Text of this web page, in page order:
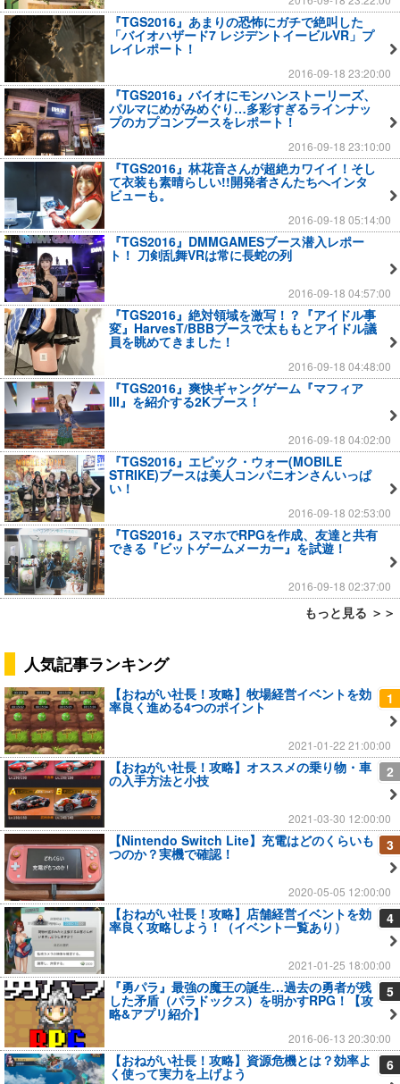
『TGS2016』あまりの恐怖にガチで絶叫した
「バイオハザード7 レジデントイービルVR」プ
レイレポート！
2016-09-18 23:20:00
『TGS2016』バイオにモンハンストーリーズ、
パルマにめがみめぐり…多彩すぎるラインナッ
プのカプコンブースをレポート！
2016-09-18 23:10:00
『TGS2016』林花音さんが超絶カワイイ！そし
て衣装も素晴らしい!!開発者さんたちへインタ
ビューも。
2016-09-18 05:14:00
『TGS2016』DMMGAMESブース潜入レポー
ト！ 刀剣乱舞VRは常に長蛇の列
2016-09-18 04:57:00
『TGS2016』絶対領域を激写！？『アイドル事
変』HarvesT/BBBブースで太ももとアイドル議
員を眺めてきました！
2016-09-18 04:48:00
『TGS2016』爽快ギャングゲーム『マフィア
III』を紹介する2Kブース！
2016-09-18 04:02:00
『TGS2016』エピック・ウォー(MOBILE
STRIKE)ブースは美人コンパニオンさんいっぱ
い！
2016-09-18 02:53:00
『TGS2016』スマホでRPGを作成、友達と共有
できる『ビットゲームメーカー』を試遊！
2016-09-18 02:37:00
もっと見る ＞＞
人気記事ランキング
1
【おねがい社長！攻略】牧場経営イベントを効
率良く進める4つのポイント
2021-01-22 21:00:00
2
【おねがい社長！攻略】オススメの乗り物・車
の入手方法と小技
2021-03-30 12:00:00
3
【Nintendo Switch Lite】充電はどのくらいも
つのか？実機で確認！
2020-05-05 12:00:00
4
【おねがい社長！攻略】店舗経営イベントを効
率良く攻略しよう！（イベント一覧あり）
2021-01-25 18:00:00
5
『勇パラ』最強の魔王の誕生…過去の勇者が残
した矛盾（パラドックス）を明かすRPG！【攻
略&アプリ紹介】
2016-06-13 20:30:00
6
【おねがい社長！攻略】資源危機とは？効率よ
く使って実力を上げよう